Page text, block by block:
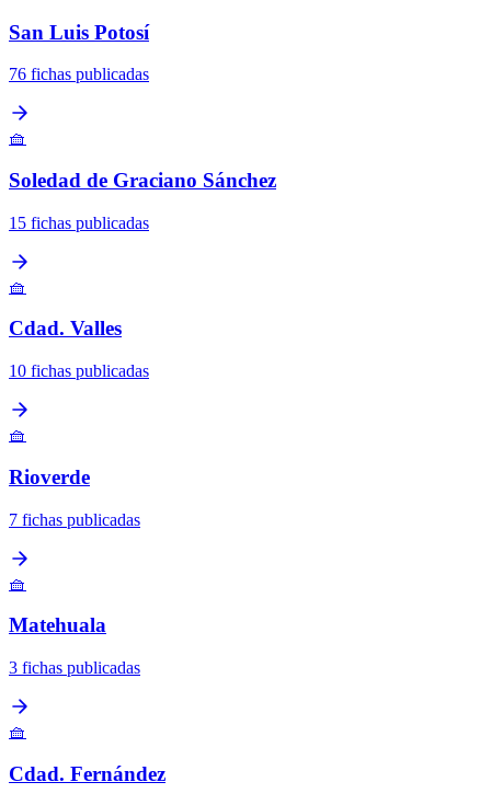
San Luis Potosí
76 fichas publicadas
🧺
Soledad de Graciano Sánchez
15 fichas publicadas
🧺
Cdad. Valles
10 fichas publicadas
🧺
Rioverde
7 fichas publicadas
🧺
Matehuala
3 fichas publicadas
🧺
Cdad. Fernández